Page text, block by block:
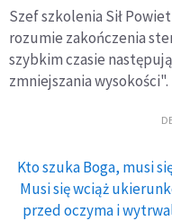
Szef szkolenia Sił
rozumie zakończenia
szybkim czasie
zmniejszania wysokości".
Kto szuka Boga, musi
Musi się wciąż
przed oczyma i